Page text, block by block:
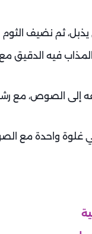
ثم نضيف
فيه الدقيق مع
الصوص، مع رشة
غلوة واحدة مع